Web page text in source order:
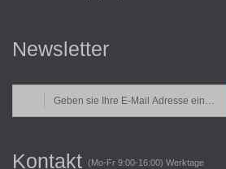
Newsletter
Kontakt (Mo-Fr 9:00-16:00) Werktage